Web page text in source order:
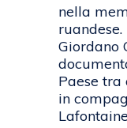
nella
Giordano
Paese tra
in